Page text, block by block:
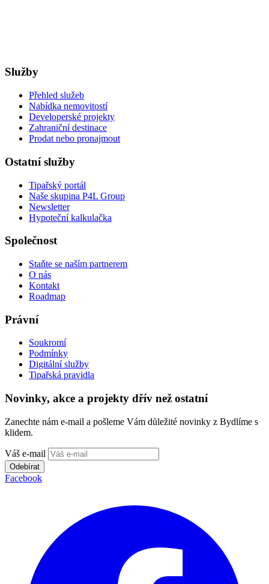
Služby
Přehled služeb
Nabídka nemovitostí
Developerské projekty
Zahraniční destinace
Prodat nebo pronajmout
Ostatní služby
Tipařský portál
Naše skupina P4L Group
Newsletter
Hypoteční kalkulačka
Společnost
Staňte se naším partnerem
O nás
Kontakt
Roadmap
Právní
Soukromí
Podmínky
Digitální služby
Tipařská pravidla
Novinky, akce a projekty dřív než ostatní
Zanechte nám e-mail a pošleme Vám důležité novinky z Bydlíme s
klidem.
Váš e-mail
Odebírat
Facebook